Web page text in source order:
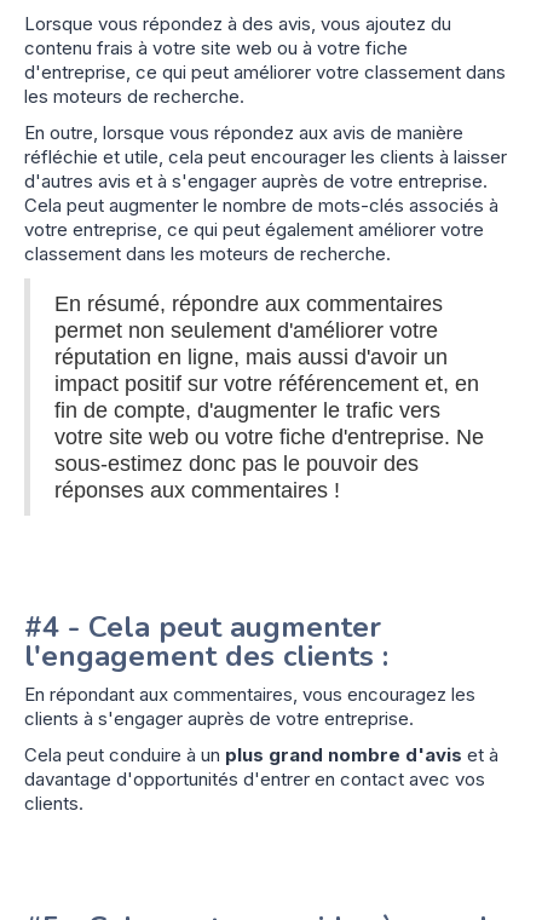
Lorsque vous répondez à des avis, vous ajoutez du
contenu frais à votre site web ou à votre fiche
d'entreprise, ce qui peut améliorer votre classement dans
les moteurs de recherche.
En outre, lorsque vous répondez aux avis de manière
réfléchie et utile, cela peut encourager les clients à laisser
d'autres avis et à s'engager auprès de votre entreprise.
Cela peut augmenter le nombre de mots-clés associés à
votre entreprise, ce qui peut également améliorer votre
classement dans les moteurs de recherche.
En résumé, répondre aux commentaires
permet non seulement d'améliorer votre
réputation en ligne, mais aussi d'avoir un
impact positif sur votre référencement et, en
fin de compte, d'augmenter le trafic vers
votre site web ou votre fiche d'entreprise. Ne
sous-estimez donc pas le pouvoir des
réponses aux commentaires !
#4 - Cela peut augmenter
l'engagement des clients :
En répondant aux commentaires, vous encouragez les
clients à s'engager auprès de votre entreprise.
Cela peut conduire à un plus grand nombre d'avis et à
davantage d'opportunités d'entrer en contact avec vos
clients.